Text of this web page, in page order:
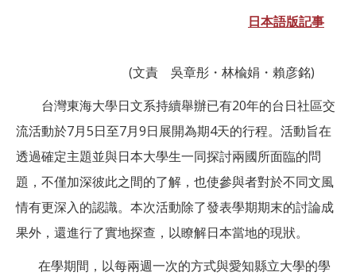
日本語版記事
(文責 吳章彤・林楡娟・賴彦銘)
台灣東海大學日文系持續舉辦已有20年的台日社區交
流活動於7月5日至7月9日展開為期4天的行程。活動旨在
透過確定主題並與日本大學生一同探討兩國所面臨的問
題，不僅加深彼此之間的了解，也使參與者對於不同文風
情有更深入的認識。本次活動除了發表學期期末的討論成
果外，還進行了實地探查，以瞭解日本當地的現狀。
在學期間，以每兩週一次的方式與愛知縣立大學的學